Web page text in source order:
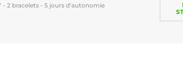
- 2 bracelets - 5 jours d'autonomie